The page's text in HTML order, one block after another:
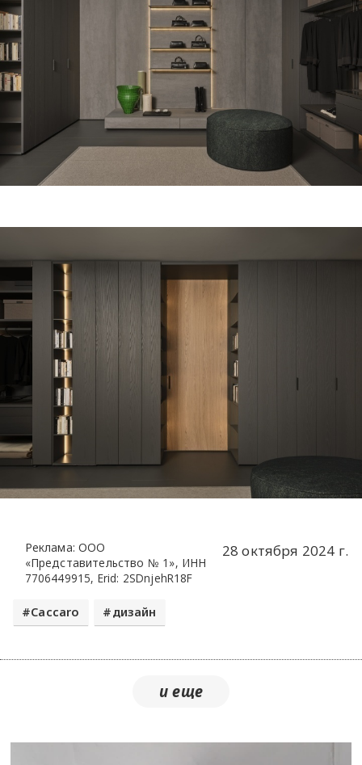
28 октября 2024 г.
Реклама: ООО
«Представительство № 1», ИНН
7706449915, Erid: 2SDnjehR18F
Caccaro дизайн